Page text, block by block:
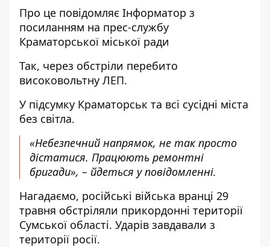
Про це повідомляє Інформатор з
посиланням на прес-службу
Краматорської міської ради
Так, через обстріли перебито
високовольтну ЛЕП.
У підсумку Краматорськ та всі сусідні міста
без світла.
«Небезпечний напрямок, не так просто
дістатися. Працюють ремонтні
бригади», – йдеться у повідомленні.
Нагадаємо, російські війська вранці 29
травня обстріляли прикордонні території
Сумської області. Ударів завдавали з
території росії.